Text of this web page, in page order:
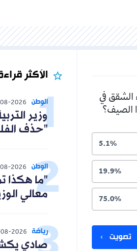
الأكثر قراءة
04-08-2026
15:23
وزير التربية
"حذف الفلسفة"
05-08-2026
10:16
"ما هكذا تمنينا
معالي الوزير!"
05-08-2026
12:25
صادي يكشف